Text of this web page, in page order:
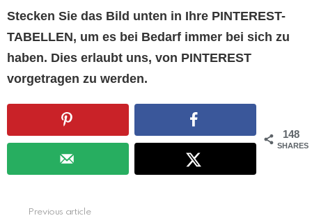
Stecken Sie das Bild unten in Ihre PINTEREST-
TABELLEN, um es bei Bedarf immer bei sich zu
haben. Dies erlaubt uns, von PINTEREST
vorgetragen zu werden.
148
SHARES
Previous article